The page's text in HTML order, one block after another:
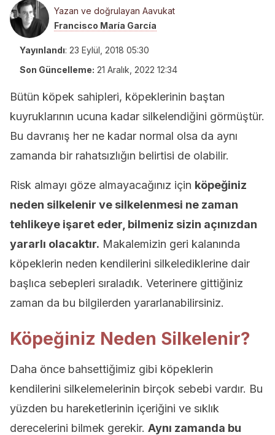
Yazan ve doğrulayan Aavukat
Francisco María García
Yayınlandı: 23 Eylül, 2018 05:30
Son Güncelleme: 21 Aralık, 2022 12:34
Bütün köpek sahipleri, köpeklerinin baştan
kuyruklarının ucuna kadar silkelendiğini görmüştür.
Bu davranış her ne kadar normal olsa da aynı
zamanda bir rahatsızlığın belirtisi de olabilir.
Risk almayı göze almayacağınız için köpeğiniz
neden silkelenir ve silkelenmesi ne zaman
tehlikeye işaret eder, bilmeniz sizin açınızdan
yararlı olacaktır. Makalemizin geri kalanında
köpeklerin neden kendilerini silkelediklerine dair
başlıca sebepleri sıraladık. Veterinere gittiğiniz
zaman da bu bilgilerden yararlanabilirsiniz.
Köpeğiniz Neden Silkelenir?
Daha önce bahsettiğimiz gibi köpeklerin
kendilerini silkelemelerinin birçok sebebi vardır. Bu
yüzden bu hareketlerinin içeriğini ve sıklık
derecelerini bilmek gerekir. Aynı zamanda bu